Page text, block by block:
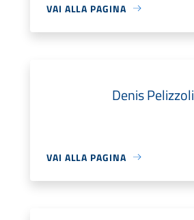
VAI ALLA PAGINA
Denis Pelizzoli
VAI ALLA PAGINA